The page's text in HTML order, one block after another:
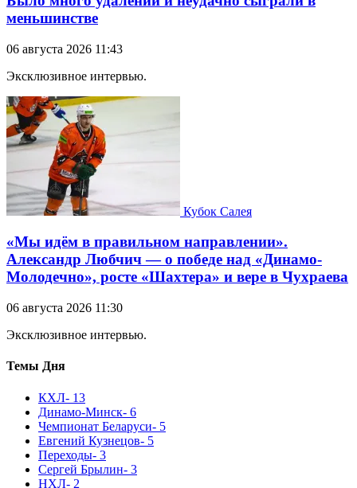
меньшинстве
06 августа 2026 11:43
Эксклюзивное интервью.
Кубок Салея
«Мы идём в правильном направлении».
Александр Любчич — о победе над «Динамо-
Молодечно», росте «Шахтера» и вере в Чухраева
06 августа 2026 11:30
Эксклюзивное интервью.
Темы Дня
КХЛ- 13
Динамо-Минск- 6
Чемпионат Беларуси- 5
Евгений Кузнецов- 5
Переходы- 3
Сергей Брылин- 3
НХЛ- 2